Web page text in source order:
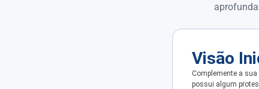
Visão
Complemente a
possui algum